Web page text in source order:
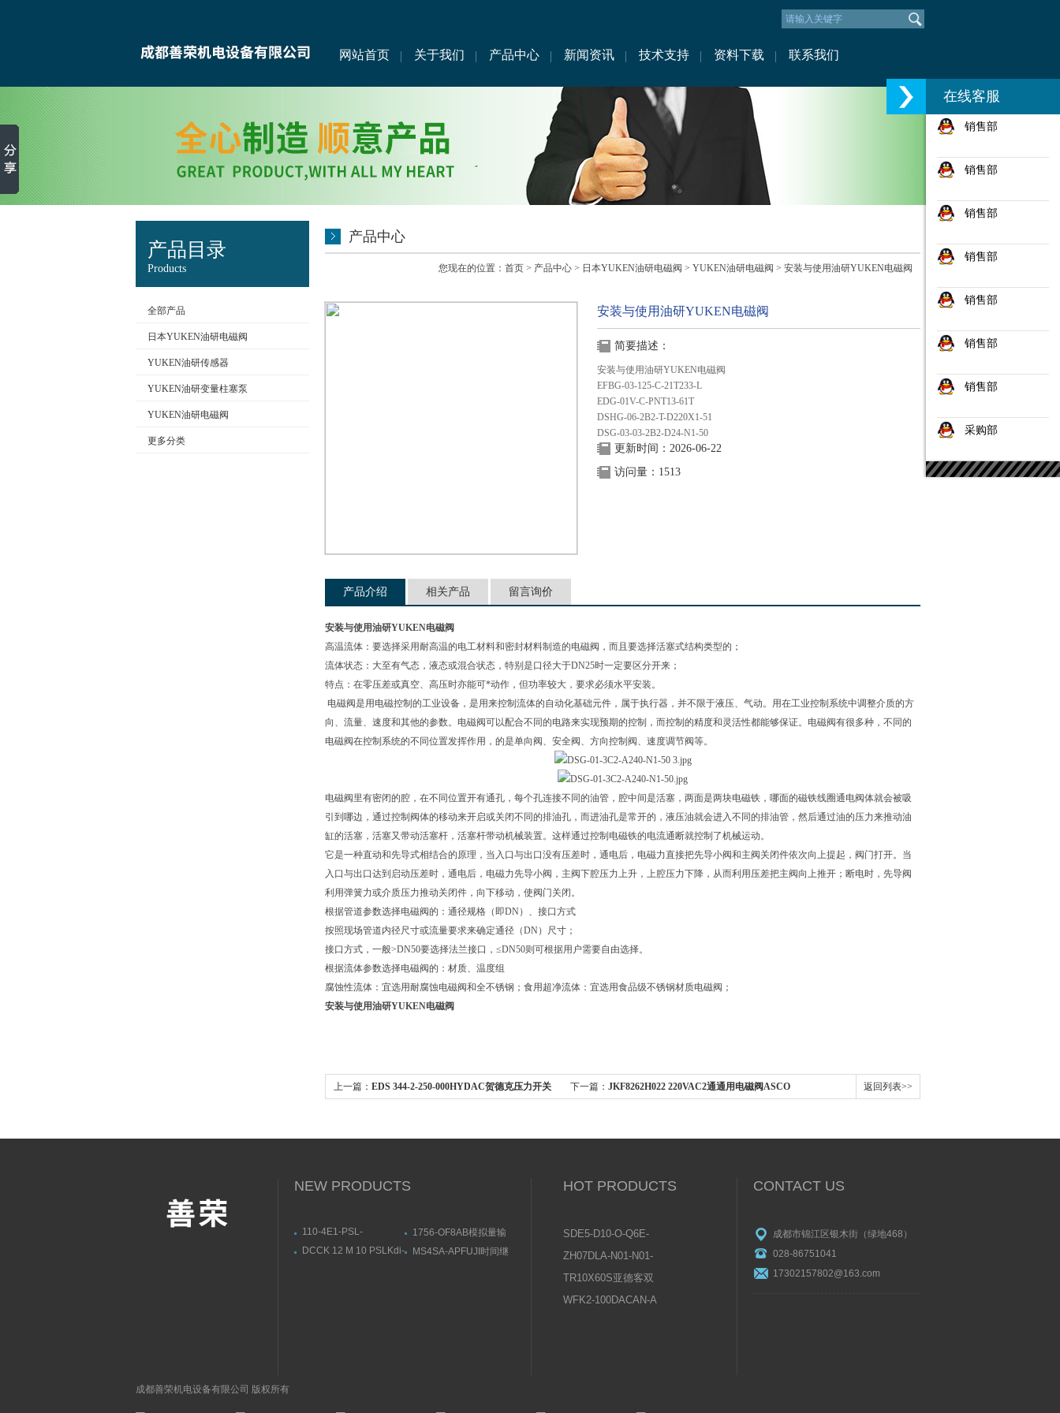
网站首页 关于我们 产品中心 新闻资讯 技术支持 资料下载 联系我们
产品目录
Products
全部产品
日本YUKEN油研电磁阀
YUKEN油研传感器
YUKEN油研变量柱塞泵
YUKEN油研电磁阀
更多分类
产品中心
您现在的位置： 首页 > 产品中心 > 日本YUKEN油研电磁阀 > YUKEN油研电磁阀 > 安装与使用油研YUKEN电磁阀
安装与使用油研YUKEN电磁阀
简要描述：
安装与使用油研YUKEN电磁阀
EFBG-03-125-C-21T233-L
EDG-01V-C-PNT13-61T
DSHG-06-2B2-T-D220X1-51
DSG-03-03-2B2-D24-N1-50
更新时间：2026-06-22
访问量：1513
产品介绍 相关产品 留言询价
安装与使用油研YUKEN电磁阀
高温流体：要选择采用耐高温的电工材料和密封材料制造的电磁阀，而且要选择活塞式结构类型的；
流体状态：大至有气态，液态或混合状态，特别是口径大于DN25时一定要区分开来；
特点：在零压差或真空、高压时亦能可*动作，但功率较大，要求必须水平安装。
电磁阀是用电磁控制的工业设备，是用来控制流体的自动化基础元件，属于执行器，并不限于液压、气动。用在工业控制系统中调整介质的方
向、流量、速度和其他的参数。电磁阀可以配合不同的电路来实现预期的控制，而控制的精度和灵活性都能够保证。电磁阀有很多种，不同的
电磁阀在控制系统的不同位置发挥作用，的是单向阀、安全阀、方向控制阀、速度调节阀等。
电磁阀里有密闭的腔，在不同位置开有通孔，每个孔连接不同的油管，腔中间是活塞，两面是两块电磁铁，哪面的磁铁线圈通电阀体就会被吸
引到哪边，通过控制阀体的移动来开启或关闭不同的排油孔，而进油孔是常开的，液压油就会进入不同的排油管，然后通过油的压力来推动油
缸的活塞，活塞又带动活塞杆，活塞杆带动机械装置。这样通过控制电磁铁的电流通断就控制了机械运动。
它是一种直动和先导式相结合的原理，当入口与出口没有压差时，通电后，电磁力直接把先导小阀和主阀关闭件依次向上提起，阀门打开。当
入口与出口达到启动压差时，通电后，电磁力先导小阀，主阀下腔压力上升，上腔压力下降，从而利用压差把主阀向上推开；断电时，先导阀
利用弹簧力或介质压力推动关闭件，向下移动，使阀门关闭。
根据管道参数选择电磁阀的：通径规格（即DN）、接口方式
按照现场管道内径尺寸或流量要求来确定通径（DN）尺寸；
接口方式，一般>DN50要选择法兰接口，≤DN50则可根据用户需要自由选择。
根据流体参数选择电磁阀的：材质、温度组
腐蚀性流体：宜选用耐腐蚀电磁阀和全不锈钢；食用超净流体：宜选用食品级不锈钢材质电磁阀；
安装与使用油研YUKEN电磁阀
上一篇： EDS 344-2-250-000HYDAC贺德克压力开关 下一篇： JKF8262H022 220VAC2通通用电磁阀ASCO 返回列表>>
NEW PRODUCTS
110-4E1-PSL-
动式电磁阀用途与特点
1756-OF8AB模拟量输
出模块尺寸结构图
DCCK 12 M 10 PSLKdi-
MS4SA-APFUJI时间继
HOT PRODUCTS
SDE5-D10-O-Q6E-
P-KFESTO费斯托压
ZH07DLA-N01-N01-
N01日本SMC真空发
TR10X60S亚德客双
轴气缸常见问题及原
WFK2-100DACAN-A
CONTACT US
成都市锦江区银木街（绿地468）
028-86751041
17302157802@163.com
成都善荣机电设备有限公司 版权所有
在线客服
销售部
销售部
销售部
销售部
销售部
销售部
销售部
采购部